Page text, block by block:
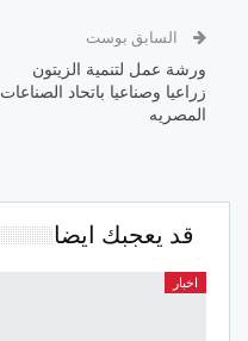
السابق بوست
ورشة عمل لتنمية الزيتون
زراعيا وصناعيا باتحاد الصناعات
المصريه
قد يعجبك ايضا
اخبار